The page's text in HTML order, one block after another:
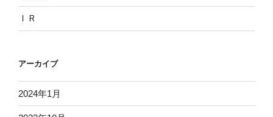
ＩＲ
アーカイブ
2024年1月